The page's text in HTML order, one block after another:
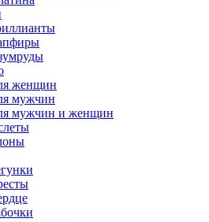
женщин
мужчин
мужчин и женщин